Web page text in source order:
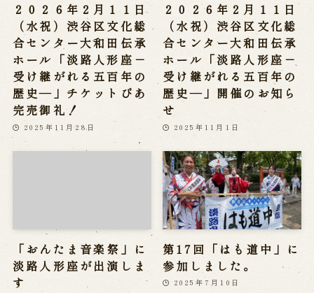
２０２６年２月１１日
（水祝）渋谷区文化総
合センター大和田伝承
ホール「淡路人形座－
受け継がれる五百年の
歴史―」チケットぴあ
完売御礼！
2025年11月28日
２０２６年２月１１日
（水祝）渋谷区文化総
合センター大和田伝承
ホール「淡路人形座－
受け継がれる五百年の
歴史―」開催のお知ら
せ
2025年11月1日
「おんたま音楽祭」に
淡路人形座が出演しま
す
第17回「はも道中」に
参加しました。
2025年7月10日